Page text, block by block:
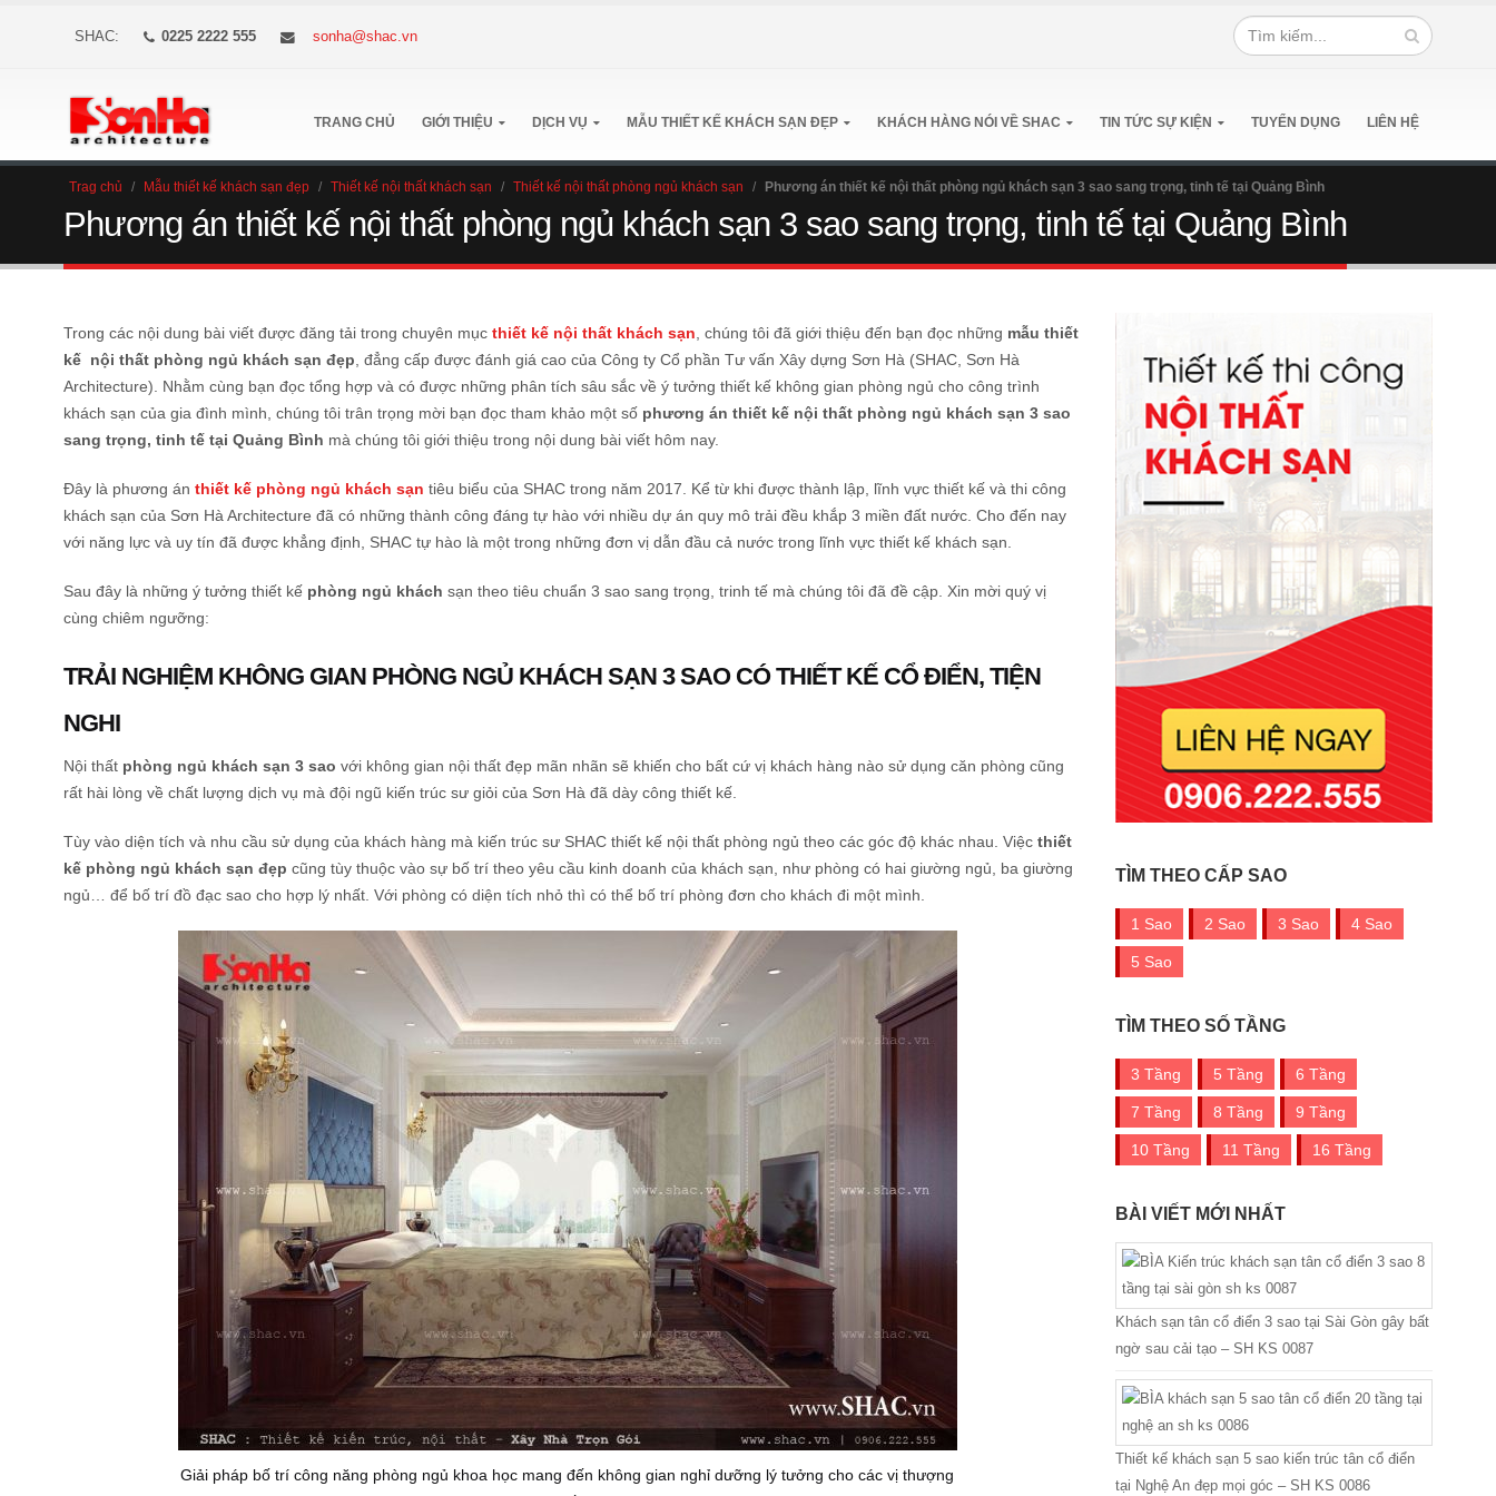
SHAC: 0225 2222 555 sonha@shac.vn
TRANG CHỦ GIỚI THIỆU DỊCH VỤ MẪU THIẾT KẾ KHÁCH SẠN ĐẸP KHÁCH HÀNG NÓI VỀ SHAC TIN TỨC SỰ KIỆN TUYỂN DỤNG LIÊN HỆ
Trag chủ / Mẫu thiết kế khách sạn đẹp / Thiết kế nội thất khách sạn / Thiết kế nội thất phòng ngủ khách sạn / Phương án thiết kế nội thất phòng ngủ khách sạn 3 sao sang trọng, tinh tế tại Quảng Bình
Phương án thiết kế nội thất phòng ngủ khách sạn 3 sao sang trọng, tinh tế tại Quảng Bình
Trong các nội dung bài viết được đăng tải trong chuyên mục thiết kế nội thất khách sạn , chúng tôi đã giới thiệu đến bạn đọc những mẫu thiết
kế nội thất phòng ngủ khách sạn đẹp , đẳng cấp được đánh giá cao của Công ty Cổ phần Tư vấn Xây dựng Sơn Hà (SHAC, Sơn Hà
Architecture). Nhằm cùng bạn đọc tổng hợp và có được những phân tích sâu sắc về ý tưởng thiết kế không gian phòng ngủ cho công trình
khách sạn của gia đình mình, chúng tôi trân trọng mời bạn đọc tham khảo một số phương án thiết kế nội thất phòng ngủ khách sạn 3 sao
sang trọng, tinh tế tại Quảng Bình mà chúng tôi giới thiệu trong nội dung bài viết hôm nay.
Đây là phương án thiết kế phòng ngủ khách sạn tiêu biểu của SHAC trong năm 2017. Kể từ khi được thành lập, lĩnh vực thiết kế và thi công
khách sạn của Sơn Hà Architecture đã có những thành công đáng tự hào với nhiều dự án quy mô trải đều khắp 3 miền đất nước. Cho đến nay
với năng lực và uy tín đã được khẳng định, SHAC tự hào là một trong những đơn vị dẫn đầu cả nước trong lĩnh vực thiết kế khách sạn.
Sau đây là những ý tưởng thiết kế phòng ngủ khách sạn theo tiêu chuẩn 3 sao sang trọng, trinh tế mà chúng tôi đã đề cập. Xin mời quý vị
cùng chiêm ngưỡng:
TRẢI NGHIỆM KHÔNG GIAN PHÒNG NGỦ KHÁCH SẠN 3 SAO CÓ THIẾT KẾ CỔ ĐIỂN, TIỆN
NGHI
Nội thất phòng ngủ khách sạn 3 sao với không gian nội thất đẹp mãn nhãn sẽ khiến cho bất cứ vị khách hàng nào sử dụng căn phòng cũng
rất hài lòng về chất lượng dịch vụ mà đội ngũ kiến trúc sư giỏi của Sơn Hà đã dày công thiết kế.
Tùy vào diện tích và nhu cầu sử dụng của khách hàng mà kiến trúc sư SHAC thiết kế nội thất phòng ngủ theo các góc độ khác nhau. Việc thiết
kế phòng ngủ khách sạn đẹp cũng tùy thuộc vào sự bố trí theo yêu cầu kinh doanh của khách sạn, như phòng có hai giường ngủ, ba giường
ngủ… để bố trí đồ đạc sao cho hợp lý nhất. Với phòng có diện tích nhỏ thì có thể bố trí phòng đơn cho khách đi một mình.
Giải pháp bố trí công năng phòng ngủ khoa học mang đến không gian nghỉ dưỡng lý tưởng cho các vị thượng
TÌM THEO CẤP SAO
1 Sao 2 Sao 3 Sao 4 Sao
5 Sao
TÌM THEO SỐ TẦNG
3 Tầng 5 Tầng 6 Tầng
7 Tầng 8 Tầng 9 Tầng
10 Tầng 11 Tầng 16 Tầng
BÀI VIẾT MỚI NHẤT
Khách sạn tân cổ điển 3 sao tại Sài Gòn gây bất
ngờ sau cải tạo – SH KS 0087
Thiết kế khách sạn 5 sao kiến trúc tân cổ điển
tại Nghệ An đẹp mọi góc – SH KS 0086